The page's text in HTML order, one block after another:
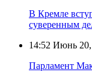
В Кремле
суверенным
14:52 Июнь 20,
Парламент